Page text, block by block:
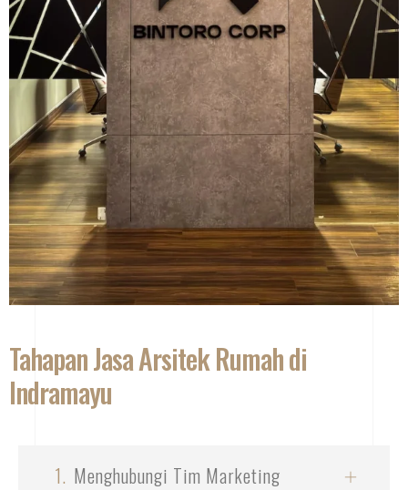
Tahapan Jasa Arsitek Rumah di
Indramayu
1. Menghubungi Tim Marketing